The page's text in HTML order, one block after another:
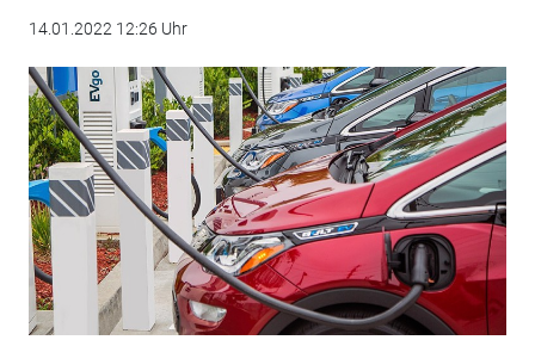
14.01.2022 12:26 Uhr